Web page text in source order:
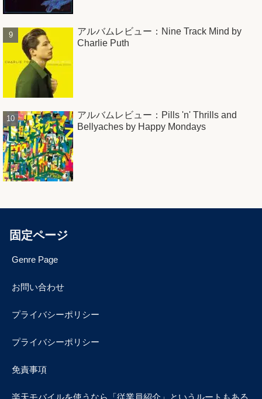
アルバムレビュー：Nine Track Mind by
Charlie Puth
アルバムレビュー：Pills 'n' Thrills and
Bellyaches by Happy Mondays
固定ページ
Genre Page
お問い合わせ
プライバシーポリシー
プライバシーポリシー
免責事項
楽天モバイルを使うなら「従業員紹介」というルートもある